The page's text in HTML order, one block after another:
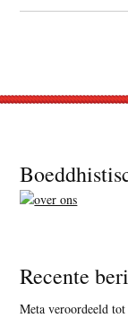
Footer
Recente
Meta veroordeeld